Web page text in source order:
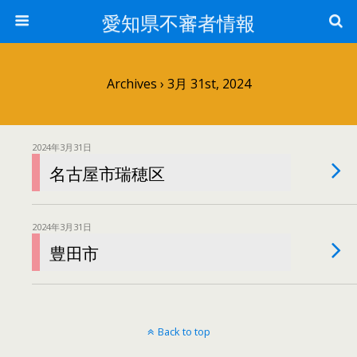
愛知県不審者情報
Archives › 3月 31st, 2024
2024年3月31日
名古屋市瑞穂区
2024年3月31日
豊田市
Back to top